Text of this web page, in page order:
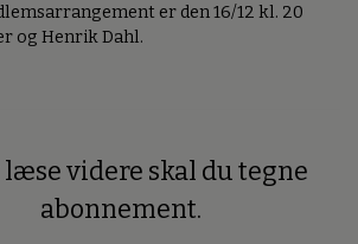
er den 16/12 kl. 20
og Henrik Dahl.
læse videre skal du tegne
abonnement.